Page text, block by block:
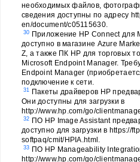
необходимых файлов,
сведения доступны по адресу
en/document/c05115630.
30 Приложение HP Connect для
доступно в магазине Azure
Z, а также ПК HP для торговых
Microsoft Endpoint Manager.
Endpoint Manager
подключение к сети.
31
Пакеты драйверов HP
Они доступны для загрузки в
http://www.hp.com/go/
32 ПО HP Image Assistant
доступно для загрузки в https://
softpaq/cmit/HPIA.html.
33 ПО HP Manageability
http://www.hp.com/go/